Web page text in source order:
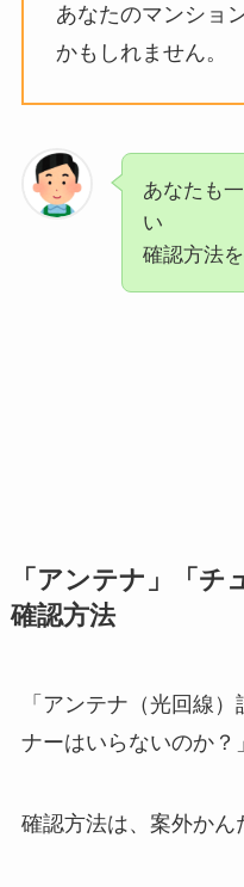
あなたのマンショ
かもしれません。
あなたも
い
確認方法
「アンテナ」「チ
確認方法
「アンテナ（光回線
ナーはいらないのか？
確認方法は、案外かん